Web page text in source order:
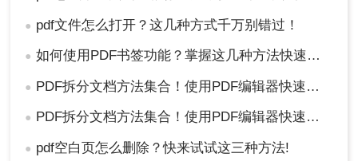
● pdf文件怎么打开？这几种方式千万别错过！
● 如何使用PDF书签功能？掌握这几种方法快速实现！
● PDF拆分文档方法集合！使用PDF编辑器快速搞定！
● PDF拆分文档方法集合！使用PDF编辑器快速搞定！
● pdf空白页怎么删除？快来试试这三种方法!